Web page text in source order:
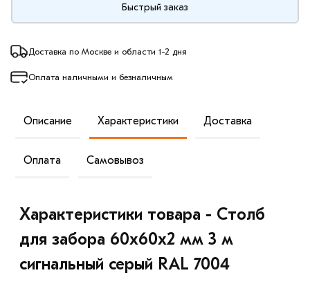
Быстрый заказ
Доставка по Москве и области 1-2 дня
Оплата наличными и безналичным
Описание Характеристики Доставка
Оплата Самовывоз
Характеристики товара - Столб
для забора 60х60х2 мм 3 м
сигнальный серый RAL 7004